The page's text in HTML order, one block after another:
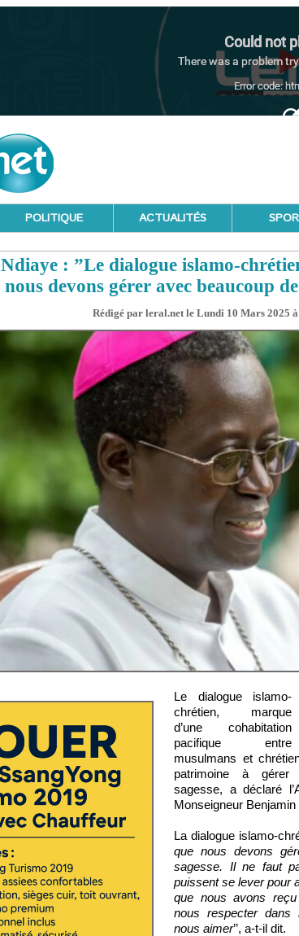
POLITIQUE ACTUALITÉS
: ”Le dialogue islamo-
devons gérer avec beaucoup de
Rédigé par leral.net le Lundi 10 Mars 2025 à
Le dialogue islamo-
chrétien, marque
d’une cohabitation
pacifique entre
musulmans et
patrimoine à
sagesse, a déclaré
Monseigneur Benjamin
La dialogue islamo-
que nous devons
sagesse. Il ne faut
puissent se lever pour
que nous avons
nous respecter dans
nous aimer’’, a-t-il dit.